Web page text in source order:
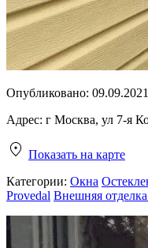
Опубликовано: 09.09.2021
Адрес: г Москва, ул 7-я
Показать на карте
Категории: Окна
Provedal Внешняя